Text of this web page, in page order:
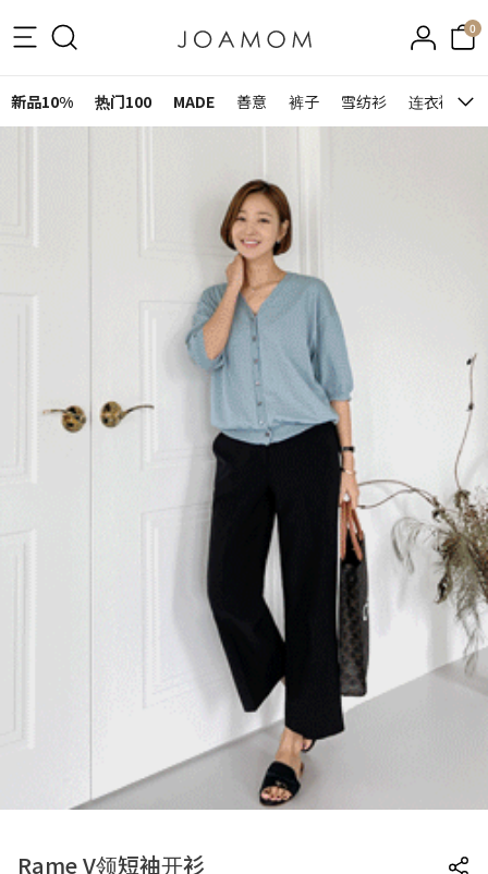
0
新品10% 热门100 MADE 善意 裤子 雪纺衫 连衣裙&裙
Rame V领短袖开衫